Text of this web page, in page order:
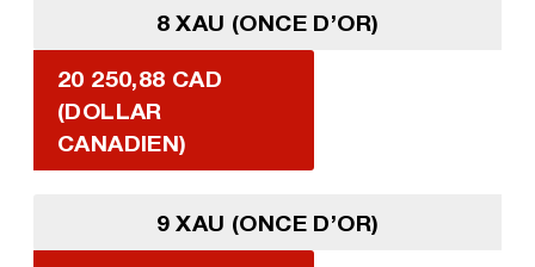
8 XAU (ONCE D’OR)
20 250,88 CAD
(DOLLAR
CANADIEN)
9 XAU (ONCE D’OR)